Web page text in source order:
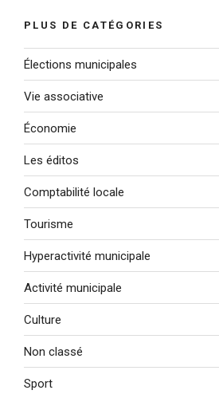
PLUS DE CATÉGORIES
Élections municipales
Vie associative
Économie
Les éditos
Comptabilité locale
Tourisme
Hyperactivité municipale
Activité municipale
Culture
Non classé
Sport